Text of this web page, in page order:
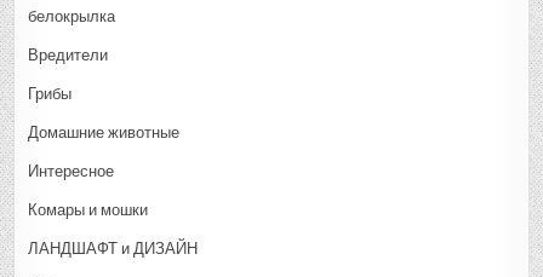
белокрылка
Вредители
Грибы
Домашние животные
Интересное
Комары и мошки
ЛАНДШАФТ и ДИЗАЙН